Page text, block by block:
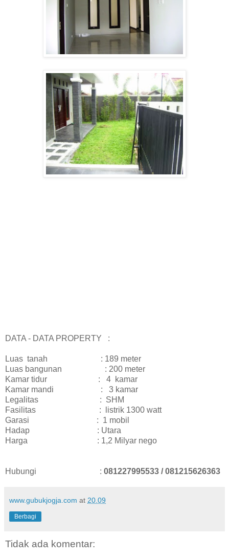
DATA - DATA PROPERTY :
Luas tanah : 189 meter
Luas bangunan : 200 meter
Kamar tidur : 4 kamar
Kamar mandi : 3 kamar
Legalitas : SHM
Fasilitas : listrik 1300 watt
Garasi : 1 mobil
Hadap : Utara
Harga : 1,2 Milyar nego
Hubungi : 081227995533 / 081215626363
www.gubukjogja.com at 20.09
Berbagi
Tidak ada komentar: